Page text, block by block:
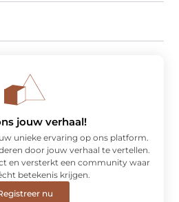
jouw verhaal!
unieke ervaring op ons platform.
door jouw verhaal te vertellen.
en versterkt een community waar
betekenis krijgen.
nu